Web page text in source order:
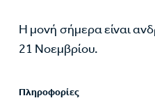
Η μονή σήμερα είναι
21 Νοεμβρίου.
Πληροφορίες